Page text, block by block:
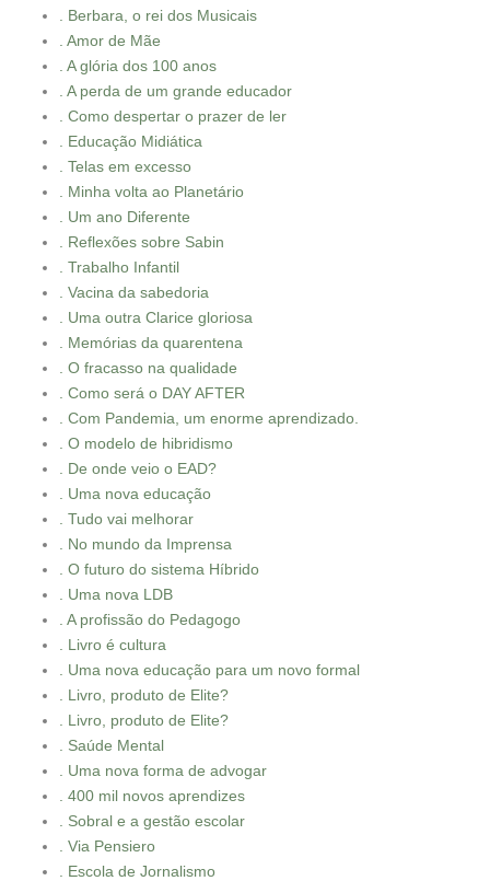
. Berbara, o rei dos Musicais
. Amor de Mãe
. A glória dos 100 anos
. A perda de um grande educador
. Como despertar o prazer de ler
. Educação Midiática
. Telas em excesso
. Minha volta ao Planetário
. Um ano Diferente
. Reflexões sobre Sabin
. Trabalho Infantil
. Vacina da sabedoria
. Uma outra Clarice gloriosa
. Memórias da quarentena
. O fracasso na qualidade
. Como será o DAY AFTER
. Com Pandemia, um enorme aprendizado.
. O modelo de hibridismo
. De onde veio o EAD?
. Uma nova educação
. Tudo vai melhorar
. No mundo da Imprensa
. O futuro do sistema Híbrido
. Uma nova LDB
. A profissão do Pedagogo
. Livro é cultura
. Uma nova educação para um novo formal
. Livro, produto de Elite?
. Livro, produto de Elite?
. Saúde Mental
. Uma nova forma de advogar
. 400 mil novos aprendizes
. Sobral e a gestão escolar
. Via Pensiero
. Escola de Jornalismo